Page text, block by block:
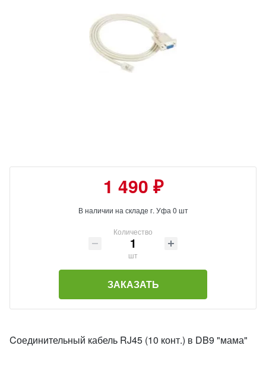
1 490 ₽
В наличии на складе г. Уфа 0 шт
Количество
шт
ЗАКАЗАТЬ
Cоединительный кабель RJ45 (10 конт.) в DB9 "мама"